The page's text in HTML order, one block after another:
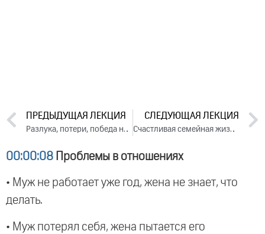
ПРЕДЫДУЩАЯ ЛЕКЦИЯ
Разлука, потери, победа над судьбой и восстановление себя (2017)
СЛЕДУЮЩАЯ ЛЕКЦИЯ
Счастливая семейная жизнь. Лекция 3 (2017)
00:00:08 Проблемы в отношениях
• Муж не работает уже год, жена не знает, что
делать.
• Муж потерял себя, жена пытается его